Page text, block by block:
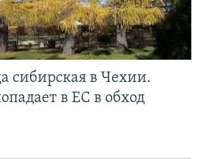
сибирская в Чехии.
в ЕС в обход